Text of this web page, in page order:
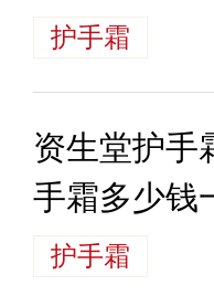
好用
护手霜
资生堂护手
手霜多少钱
护手霜